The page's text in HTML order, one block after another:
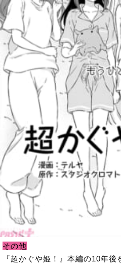
その他
『超かぐや姫！』本編の10年